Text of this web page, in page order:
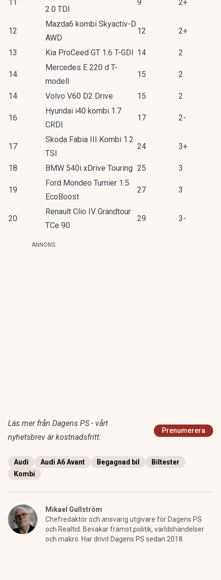
11
2.0 TDI
9 2+
12
Mazda6 kombi Skyactiv-D
AWD
12 2+
13 Kia ProCeed GT 1.6 T-GDI 14 2
14
Mercedes E 220 d T-
modell
15 2
14 Volvo V60 D2 Drive 15 2
16
Hyundai i40 kombi 1.7
CRDI
17 2-
17
Skoda Fabia III Kombi 1.2
TSI
24 3+
18 BMW 540i xDrive Touring 25 3
19
Ford Mondeo Turnier 1.5
EcoBoost
27 3
20
Renault Clio IV Grandtour
TCe 90
29 3-
ANNONS
Läs mer från Dagens PS - vårt
nyhetsbrev är kostnadsfritt:
Prenumerera
Audi Audi A6 Avant Begagnad bil
Biltester
Kombi
Mikael Gullström
Chefredaktör och ansvarig utgivare för Dagens PS
och Realtid. Bevakar främst politik, världshändelser
och makro. Har drivit Dagens PS sedan 2018.